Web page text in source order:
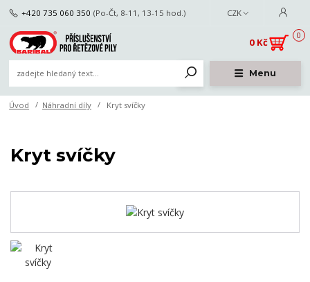
Menu
CZK
+420 735 060 350 (Po-Čt, 8-11, 13-15 hod.)
0
0 Kč
Úvod Náhradní díly Kryt svíčky
Kryt svíčky